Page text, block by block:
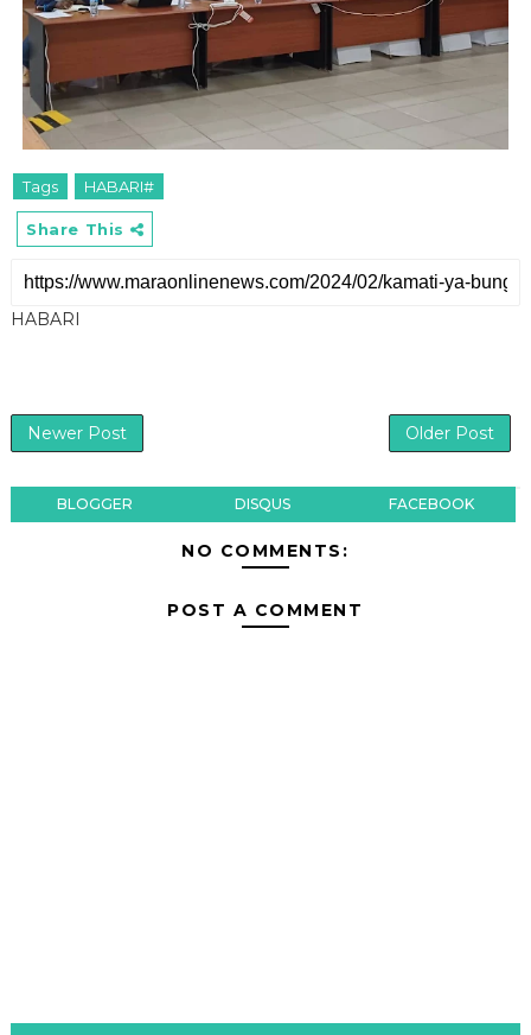
Tags HABARI#
Share This
HABARI
Newer Post Older Post
BLOGGER DISQUS FACEBOOK
NO COMMENTS:
POST A COMMENT